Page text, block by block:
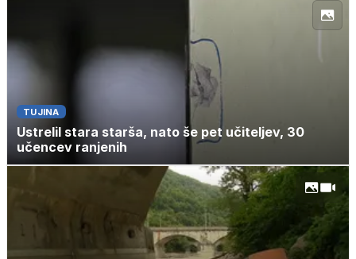
TUJINA
Ustrelil stara starša, nato še pet učiteljev, 30
učencev ranjenih